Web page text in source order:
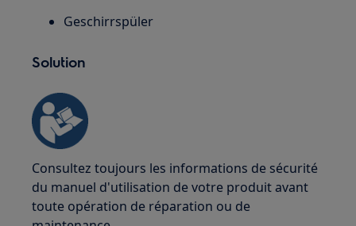
Geschirrspüler
Solution
Consultez toujours les informations de sécurité
du manuel d'utilisation de votre produit avant
toute opération de réparation ou de